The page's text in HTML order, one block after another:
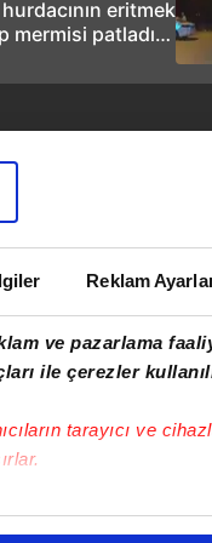
Reklam
ve pazarlama
ile çerezler
tarayıcı ve
halinde sizlere
eritmek
mermisi patladı: 1